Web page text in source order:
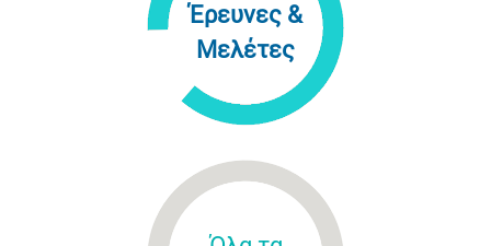
Έρευνες &
Μελέτες